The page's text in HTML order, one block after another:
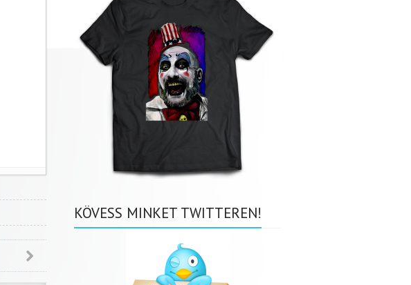
KÖVESS MINKET TWITTEREN!